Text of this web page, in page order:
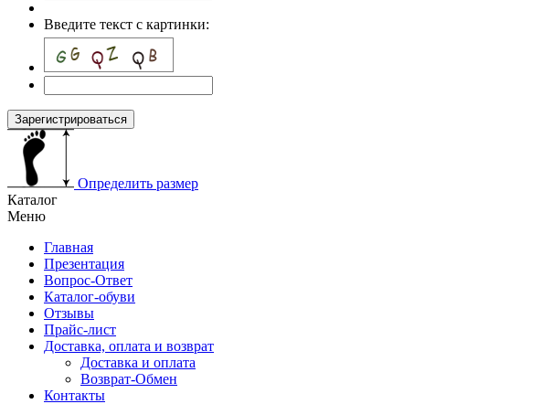
Введите текст с картинки:
Зарегистрироваться
Определить размер
Каталог
Меню
Главная
Презентация
Вопрос-Ответ
Каталог-обуви
Отзывы
Прайс-лист
Доставка, оплата и возврат
Доставка и оплата
Возврат-Обмен
Контакты